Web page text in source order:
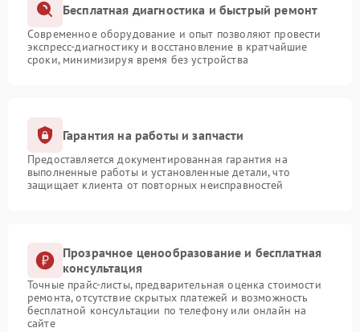
Бесплатная диагностика и быстрый ремонт
Современное оборудование и опыт позволяют провести
экспресс-диагностику и восстановление в кратчайшие
сроки, минимизируя время без устройства
Гарантия на работы и запчасти
Предоставляется документированная гарантия на
выполненные работы и установленные детали, что
защищает клиента от повторных неисправностей
Прозрачное ценообразование и бесплатная
консультация
Точные прайс-листы, предварительная оценка стоимости
ремонта, отсутствие скрытых платежей и возможность
бесплатной консультации по телефону или онлайн на
сайте